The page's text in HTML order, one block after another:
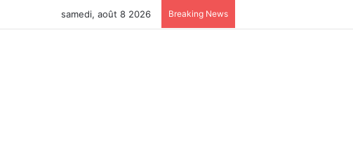
samedi, août 8 2026 Breaking News